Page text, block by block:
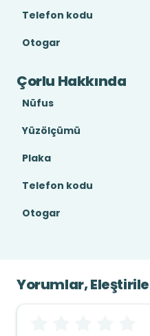
Telefon kodu
Otogar
Çorlu Hakkında
Nüfus
Yüzölçümü
Plaka
Telefon kodu
Otogar
Yorumlar,